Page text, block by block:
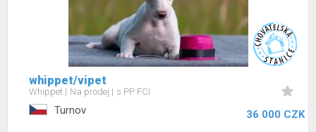
whippet/vipet
Whippet Na prodej s PP FCI
Turnov 36 000 CZK